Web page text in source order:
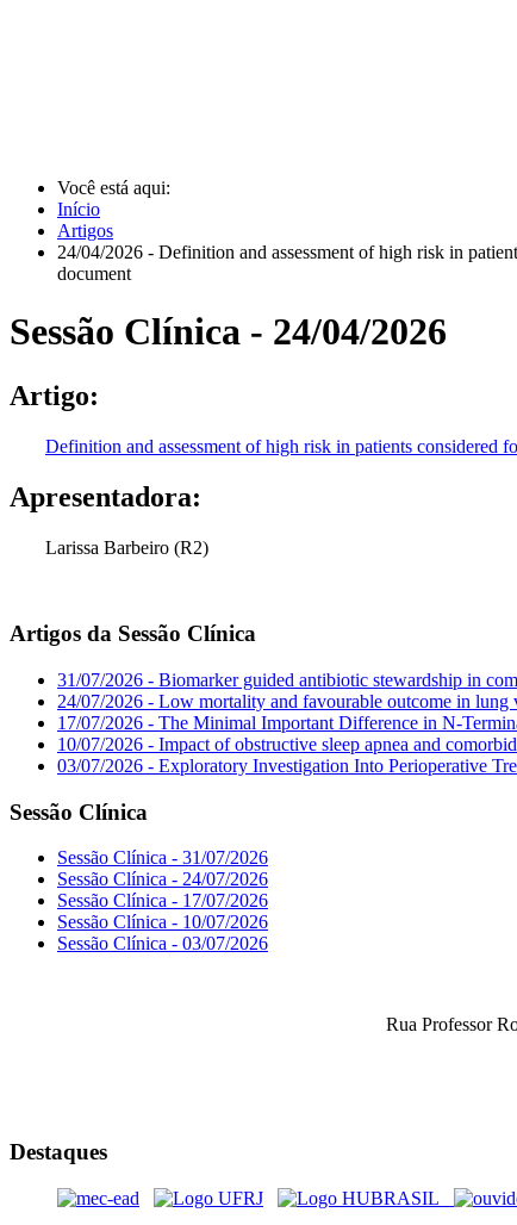
Você está aqui:
Início
Artigos
24/04/2026 - Definition and assessment of high risk in
document
Sessão Clínica - 24/04/2026
Artigo:
Definition and assessment of high risk in patients considered
Apresentadora:
Larissa Barbeiro (R2)
Artigos da Sessão Clínica
31/07/2026 - Biomarker guided antibiotic stewardship in
24/07/2026 - Low mortality and favourable outcome in
17/07/2026 - The Minimal Important Difference in N-
10/07/2026 - Impact of obstructive sleep apnea and
03/07/2026 - Exploratory Investigation Into Perioperative
Sessão Clínica
Sessão Clínica - 31/07/2026
Sessão Clínica - 24/07/2026
Sessão Clínica - 17/07/2026
Sessão Clínica - 10/07/2026
Sessão Clínica - 03/07/2026
Rua Professor
Destaques